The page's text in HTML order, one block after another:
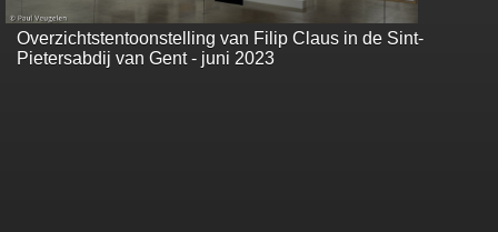
Overzichtstentoonstelling van Filip Claus in de Sint-
Pietersabdij van Gent - juni 2023